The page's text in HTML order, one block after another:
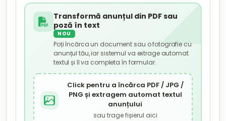
Transformă anunțul din PDF sau
poză în text
NOU
Poți încărca un document sau o fotografie cu
anunțul tău, iar sistemul va extrage automat
textul și îl va completa în formular.
Click pentru a încărca PDF / JPG /
PNG și extragem automat textul
anunțului
sau trage fișierul aici